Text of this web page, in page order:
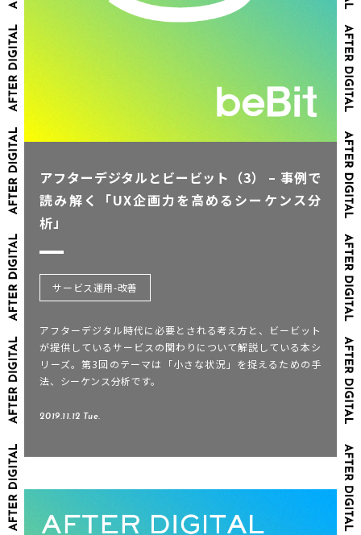
アフターデジタルとビービット（3） – 事例で
読み解く「UX企画力を高めるシーケンス分
析」
サービス運用-改善
アフターデジタル時代に必要とされる考え方と、ビービット
が提供しているサービスの関わりについて解説している本シ
リーズ。第3回のテーマは「小さな状況」を捉えるための手
法、シーケンス分析です。
2019.11.12 Tue.